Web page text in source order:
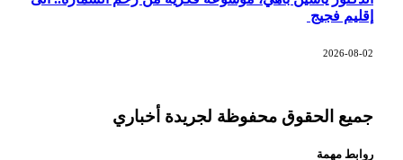
إقليم فجيج
2026-08-02
جميع الحقوق محفوظة لجريدة أخباري
روابط مهمة